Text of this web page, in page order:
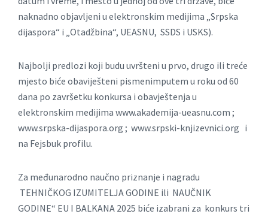
naknadno objavljeni u elektronskim medijima „Srpska
dijaspora“ i „Otadžbina“, UEASNU, SSDS i USKS).
Najbolji predlozi koji budu uvršteni u prvo, drugo ili treće
mjesto biće obaviješteni pismenimputem u roku od 60
dana po završetku konkursa i obavještenja u
elektronskim medijima www.akademija-ueasnu.com ;
www.srpska-dijaspora.org ; www.srpski-knjizevnici.org i
na Fejsbuk profilu.
Za međunarodno naučno priznanje i nagradu
TEHNIČKOG IZUMITELJA GODINE ili NAUČNIK
GODINE“ EU I BALKANA 2025 biće izabrani za konkurs tri